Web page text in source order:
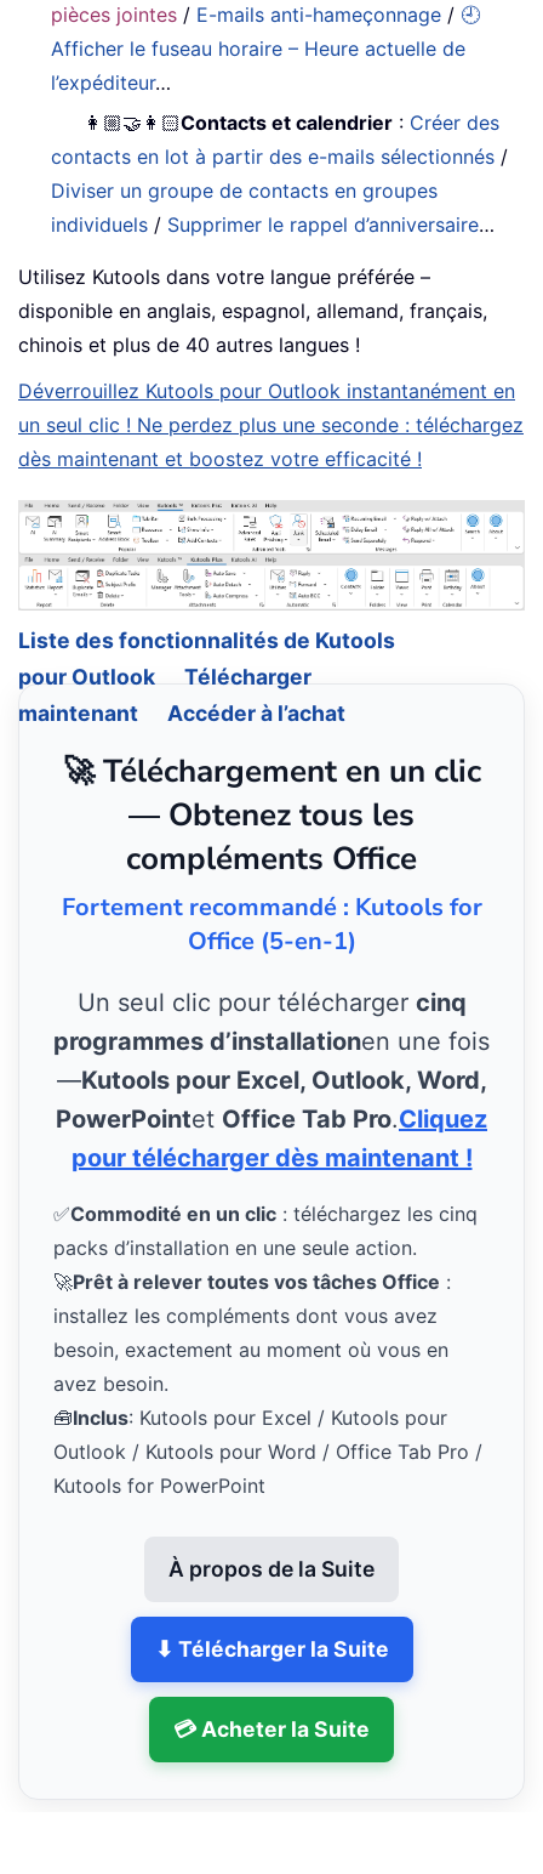
pièces jointes / E-mails anti-hameçonnage / 🕘
Afficher le fuseau horaire – Heure actuelle de
l’expéditeur…
👩🏼‍🤝‍👩🏻Contacts et calendrier : Créer des
contacts en lot à partir des e-mails sélectionnés /
Diviser un groupe de contacts en groupes
individuels / Supprimer le rappel d’anniversaire…
Utilisez Kutools dans votre langue préférée –
disponible en anglais, espagnol, allemand, français,
chinois et plus de 40 autres langues !
Déverrouillez Kutools pour Outlook instantanément en
un seul clic ! Ne perdez plus une seconde : téléchargez
dès maintenant et boostez votre efficacité !
Liste des fonctionnalités de Kutools
pour Outlook
Télécharger
maintenant
Accéder à l’achat
🚀 Téléchargement en un clic
— Obtenez tous les
compléments Office
Fortement recommandé : Kutools for
Office (5-en-1)
Un seul clic pour télécharger cinq
programmes d’installationen une fois
—Kutools pour Excel, Outlook, Word,
PowerPointet Office Tab Pro.Cliquez
pour télécharger dès maintenant !
✅Commodité en un clic : téléchargez les cinq
packs d’installation en une seule action.
🚀Prêt à relever toutes vos tâches Office :
installez les compléments dont vous avez
besoin, exactement au moment où vous en
avez besoin.
🧰Inclus: Kutools pour Excel / Kutools pour
Outlook / Kutools pour Word / Office Tab Pro /
Kutools for PowerPoint
À propos de la Suite
⬇ Télécharger la Suite
💳 Acheter la Suite